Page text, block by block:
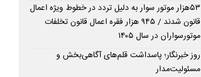
۵۳هزار موتور سوار به دلیل تردد در خطوط ویژه اعمال
قانون شدند / ۹۴۵ هزار فقره اعمال قانون تخلفات
موتورسواران در سال ۱۴۰۵
روز خبرنگار؛ پاسداشت قلم‌های آگاهی‌بخش و
مسئولیت‌مدار